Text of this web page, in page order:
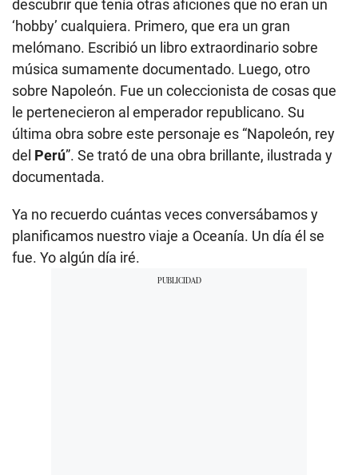
descubrir que tenía otras aficiones que no eran un
‘hobby’ cualquiera. Primero, que era un gran
melómano. Escribió un libro extraordinario sobre
música sumamente documentado. Luego, otro
sobre Napoleón. Fue un coleccionista de cosas que
le pertenecieron al emperador republicano. Su
última obra sobre este personaje es “Napoleón, rey
del Perú”. Se trató de una obra brillante, ilustrada y
documentada.
Ya no recuerdo cuántas veces conversábamos y
planificamos nuestro viaje a Oceanía. Un día él se
fue. Yo algún día iré.